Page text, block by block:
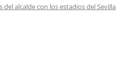
alcalde con los estadios del Sevilla